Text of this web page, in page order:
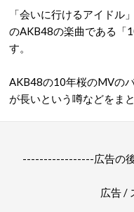
「会いに行けるアイドル
のAKB48の楽曲である「
す。
AKB48の10年桜のMVの
が長いという噂などをま
-----------------広告の
広告 /